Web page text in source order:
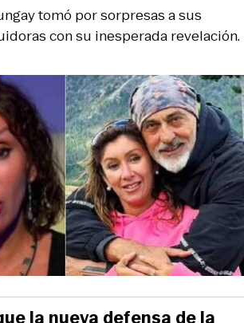
tomó por sorpresas a sus
con su inesperada revelación.
la nueva defensa de la